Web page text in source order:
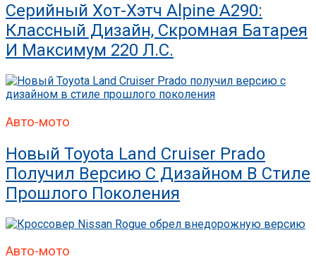
Серийный Хот-Хэтч Alpine A290:
Классный Дизайн, Скромная Батарея
И Максимум 220 Л.с.
Авто-мото
Новый Toyota Land Cruiser Prado
Получил Версию С Дизайном В Стиле
Прошлого Поколения
Авто-мото